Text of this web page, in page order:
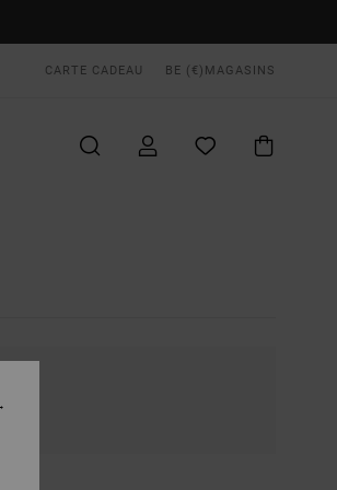
CARTE CADEAU BE (€) MAGASINS